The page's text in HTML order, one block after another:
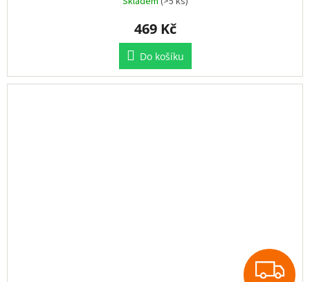
469 Kč
Do košíku
Z